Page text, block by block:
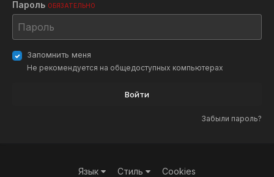
Пароль ОБЯЗАТЕЛЬНО
Запомнить меня
Не рекомендуется на общедоступных компьютерах
Войти
Забыли пароль?
Язык Стиль Cookies